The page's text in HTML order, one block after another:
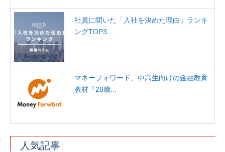
社員に聞いた「入社を決めた理由」ランキ
ングTOP3...
マネーフォワード、中高生向けの金融教育
教材『28歳...
人気記事